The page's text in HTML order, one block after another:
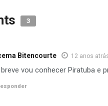
3
Bitencourte 12 anos
breve vou conhecer Piratuba e